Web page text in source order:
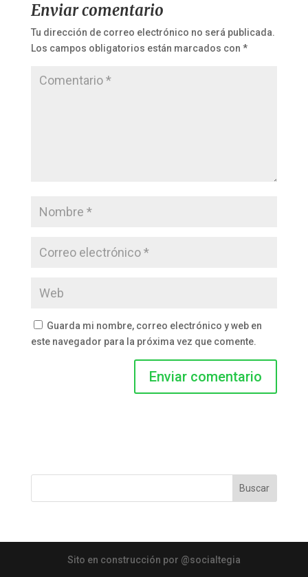
Enviar comentario
Tu dirección de correo electrónico no será publicada.
Los campos obligatorios están marcados con *
Guarda mi nombre, correo electrónico y web en
este navegador para la próxima vez que comente.
Buscar
Sito en construcción por @socialtegia